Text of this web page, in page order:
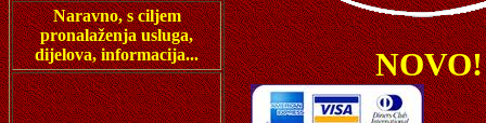
Naravno, s ciljem
pronalaženja usluga,
dijelova, informacija...